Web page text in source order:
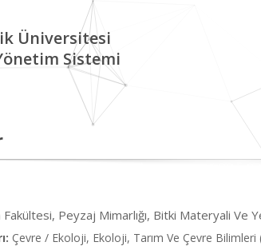
Üniversitesi
Sistemi
Peyzaj Mimarlığı, Bitki Materyali Ve
Çevre / Ekoloji, Ekoloji, Tarım Ve Çevre